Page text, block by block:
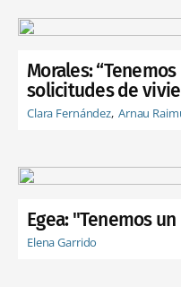
Morales:
solicitudes de
Clara Fernández Arnau
Egea: "Tenemos
Elena Garrido